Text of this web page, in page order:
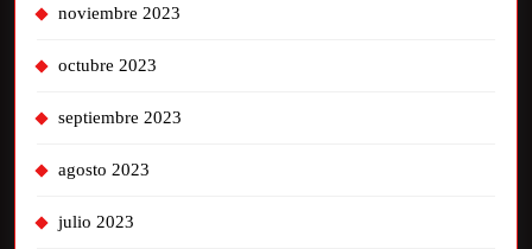
noviembre 2023
octubre 2023
septiembre 2023
agosto 2023
julio 2023